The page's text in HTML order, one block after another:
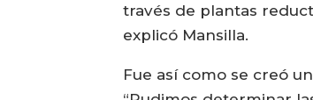
través de plantas
explicó Mansilla.
Fue así como se creó